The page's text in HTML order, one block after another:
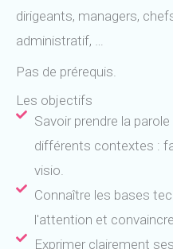
dirigeants, managers,
administratif, …
Pas de prérequis.
Les objectifs
Savoir prendre la
différents contextes :
visio.
Connaître les bases
l'attention et convaincre.
Exprimer clairement